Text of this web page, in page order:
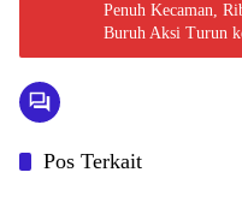
Penuh Kecaman,
Buruh Aksi Turun
Pos Terkait
Berita